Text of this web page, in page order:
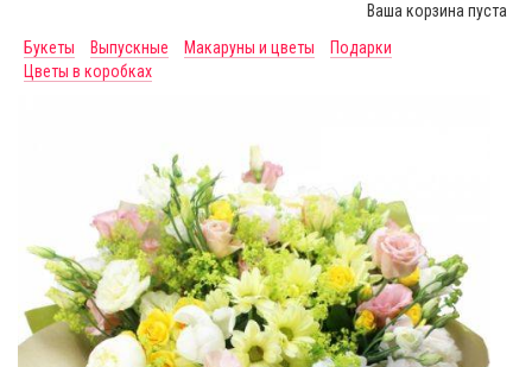
Ваша корзина пуста
Букеты
Выпускные Макаруны и цветы
Подарки
Цветы в коробках